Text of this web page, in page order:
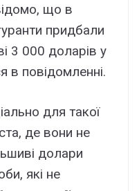
що в
придбали
3 000 доларів у
в повідомленні.
для такої
де вони не
долари
які не